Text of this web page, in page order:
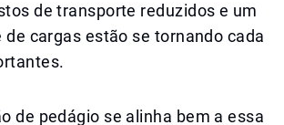
de transporte reduzidos e um
cargas estão se tornando cada
de pedágio se alinha bem a essa